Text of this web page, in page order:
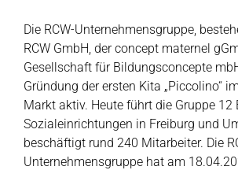
Die RCW-Unternehmensgruppe,
RCW GmbH, der concept maternel
Gesellschaft für Bildungsconcepte
Gründung der ersten Kita „Piccolino“
Markt aktiv. Heute führt die Gruppe 12
Sozialeinrichtungen in Freiburg und
beschäftigt rund 240 Mitarbeiter. Die
Unternehmensgruppe hat am